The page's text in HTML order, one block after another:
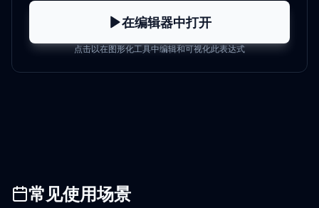
在编辑器中打开
点击以在图形化工具中编辑和可视化此表达式
常见使用场景